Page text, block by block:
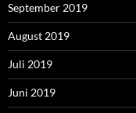
September 2019
August 2019
Juli 2019
Juni 2019